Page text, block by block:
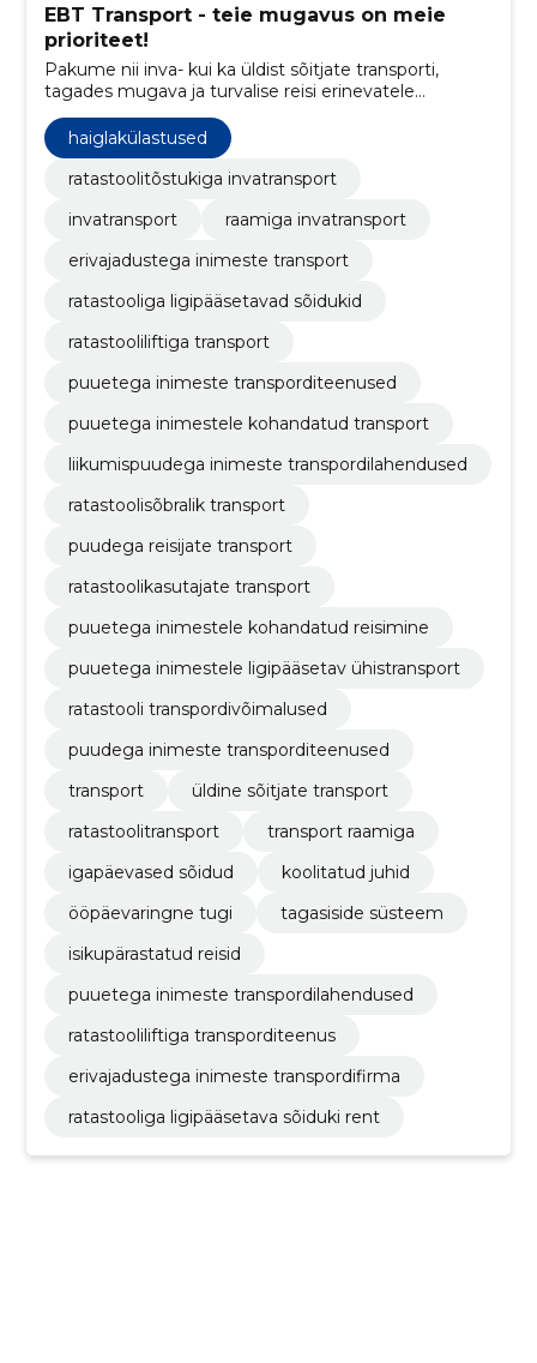
EBT Transport - teie mugavus on meie
prioriteet!
Pakume nii inva- kui ka üldist sõitjate transporti,
tagades mugava ja turvalise reisi erinevatele
marsuutidele Lääne-Virumaal ning laiendades
teenuseid vastavalt klientide vajadustele üle kogu
Eesti.
haiglakülastused
ratastoolitõstukiga invatransport
invatransport
raamiga invatransport
erivajadustega inimeste transport
ratastooliga ligipääsetavad sõidukid
ratastooliliftiga transport
puuetega inimeste transporditeenused
puuetega inimestele kohandatud transport
liikumispuudega inimeste transpordilahendused
ratastoolisõbralik transport
puudega reisijate transport
ratastoolikasutajate transport
puuetega inimestele kohandatud reisimine
puuetega inimestele ligipääsetav ühistransport
ratastooli transpordivõimalused
puudega inimeste transporditeenused
transport
üldine sõitjate transport
ratastoolitransport
transport raamiga
igapäevased sõidud
koolitatud juhid
ööpäevaringne tugi
tagasiside süsteem
isikupärastatud reisid
puuetega inimeste transpordilahendused
ratastooliliftiga transporditeenus
erivajadustega inimeste transpordifirma
ratastooliga ligipääsetava sõiduki rent